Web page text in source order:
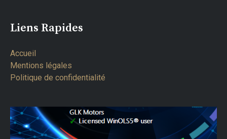
Liens Rapides
Accueil
Mentions légales
Politique de confidentialité